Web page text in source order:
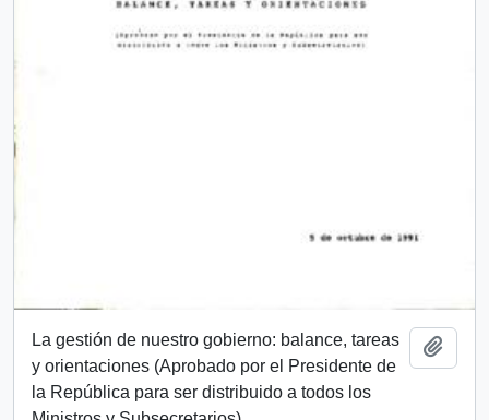
La gestión de nuestro gobierno: balance, tareas
y orientaciones (Aprobado por el Presidente de
la República para ser distribuido a todos los